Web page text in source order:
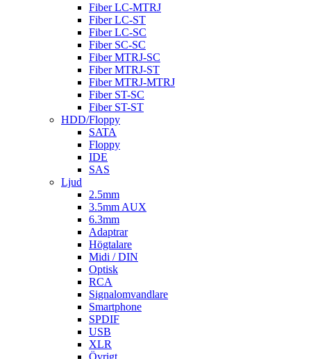
Fiber LC-MTRJ
Fiber LC-ST
Fiber LC-SC
Fiber SC-SC
Fiber MTRJ-SC
Fiber MTRJ-ST
Fiber MTRJ-MTRJ
Fiber ST-SC
Fiber ST-ST
HDD/Floppy
SATA
Floppy
IDE
SAS
Ljud
2.5mm
3.5mm AUX
6.3mm
Adaptrar
Högtalare
Midi / DIN
Optisk
RCA
Signalomvandlare
Smartphone
SPDIF
USB
XLR
Övrigt